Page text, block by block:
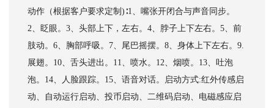
动作（根据客户要求定制)∶1、嘴张开闭合与声音同步。
2、眨眼。3、头部上下，左右。4、脖子上下左右。5、前
肢动。6、胸部呼吸。7、尾巴摇摆。8、身体上下左右。9.
展翅。10、舌头进出。11、喷水。12、烟喷。13、吐泡
泡。14、人脸跟踪。15、语音对话。启动方式:红外传感启
动、自动运行启动、投币启动、二维码启动、电磁感应启